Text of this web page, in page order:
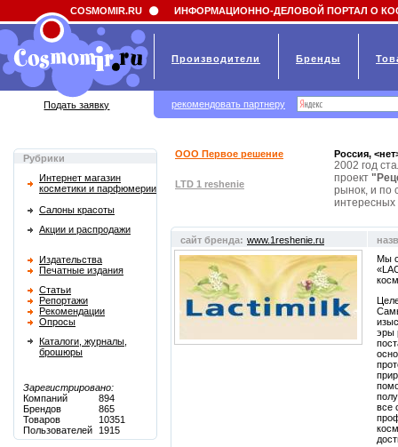
Field 'news_title' doesn't have a default value
Рубрики
Интернет магазин
косметики и парфюмерии
Салоны красоты
Акции и распродажи
Издательства
Печатные издания
Статьи
Репортажи
Рекомендации
Опросы
Каталоги, журналы,
брошюры
Зарегистрировано:
Компаний
894
Брендов
865
Товаров
10351
Пользователей
1915
ООО Первое решение Россия,
LTD 1 reshenie
2002 год
проект
рынок, и по
интересных
сайт бренда: www.1reshenie.ru
Мы с
эры
все
COSMOMIR.RU ИНФОРМАЦИОННО-ДЕЛОВОЙ ПОРТАЛ О
Производители Бренды
Подать заявку рекомендовать партнеру